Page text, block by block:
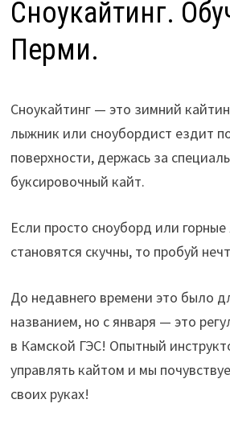
Сноукайтинг.
Перми.
Сноукайтинг — это зимний
лыжник или сноубордист ездит
поверхности, держась за
буксировочный кайт.
Если просто сноуборд или
становятся скучны, то пробуй
До недавнего времени это было
названием, но с января — это
в Камской ГЭС! Опытный
управлять кайтом и мы
своих руках!